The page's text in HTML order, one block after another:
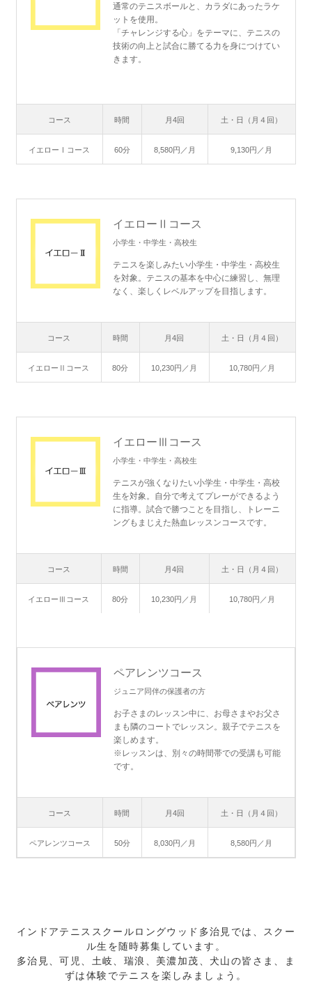
通常のテニスボールと、カラダにあったラケ
ットを使用。
「チャレンジする心」をテーマに、テニスの
技術の向上と試合に勝てる力を身につけてい
きます。
コース 時間 月4回 土・日（月４回）
イエローⅠコース 60分 8,580円／月 9,130円／月
イエローⅡコース
小学生・中学生・高校生
テニスを楽しみたい小学生・中学生・高校生
を対象。テニスの基本を中心に練習し、無理
なく、楽しくレベルアップを目指します。
コース 時間 月4回 土・日（月４回）
イエローⅡコース 80分 10,230円／月 10,780円／月
イエローⅢコース
小学生・中学生・高校生
テニスが強くなりたい小学生・中学生・高校
生を対象。自分で考えてプレーができるよう
に指導。試合で勝つことを目指し、トレーニ
ングもまじえた熱血レッスンコースです。
コース 時間 月4回 土・日（月４回）
イエローⅢコース 80分 10,230円／月 10,780円／月
ペアレンツコース
ジュニア同伴の保護者の方
お子さまのレッスン中に、お母さまやお父さ
まも隣のコートでレッスン。親子でテニスを
楽しめます。
※レッスンは、別々の時間帯での受講も可能
です。
コース 時間 月4回 土・日（月４回）
ペアレンツコース 50分 8,030円／月 8,580円／月
インドアテニススクールロングウッド多治見では、スクー
ル生を随時募集しています。
多治見、可児、土岐、瑞浪、美濃加茂、犬山の皆さま、ま
ずは体験でテニスを楽しみましょう。